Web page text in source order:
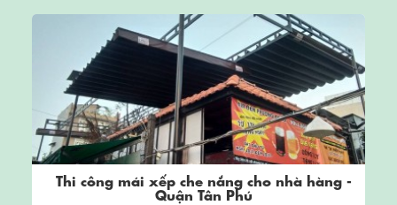
Thi công mái xếp che nắng cho nhà hàng -
Quận Tân Phú